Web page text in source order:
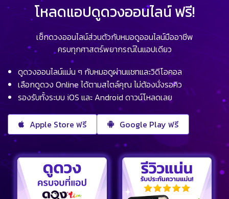
โหลดแอปดูดวงออนไลน์ ฟรี!
เช็กดวงออนไลน์ส่วนตัวกับหมอดูออนไลน์มืออาชีพ
ครบทุกศาสตร์พยากรณ์ในแอปเดียว
ดูดวงออนไลน์แม่น ๆ กับหมอดูผ่านแชทและวิดีโอคอล
เลือกดูดวง Online ได้ตามสไตล์คุณ ไม่ต้องนั่งรอคิว
รองรับทั้งระบบ iOS และ Android ดาวน์โหลดเลย
Apple Store ฟรี Google Play ฟรี